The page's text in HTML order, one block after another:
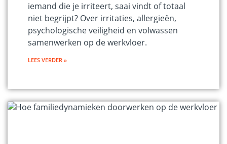
iemand die je irriteert, saai vindt of totaal
niet begrijpt? Over irritaties, allergieën,
psychologische veiligheid en volwassen
samenwerken op de werkvloer.
LEES VERDER »